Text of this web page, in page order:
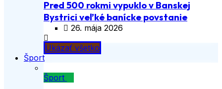
Pred 500 rokmi vypuklo v Banskej
Bystrici veľké banícke povstanie
26. mája 2026
Ukázať všetko
Šport
Šport